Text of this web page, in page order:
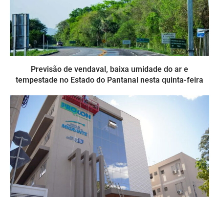
Previsão de vendaval, baixa umidade do ar e
tempestade no Estado do Pantanal nesta quinta-feira